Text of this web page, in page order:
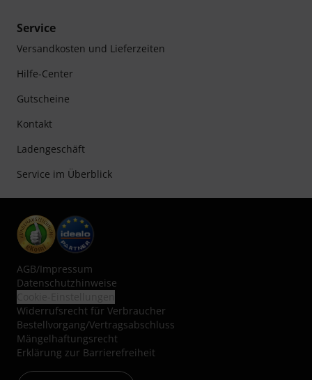
Service
Versandkosten und Lieferzeiten
Hilfe-Center
Gutscheine
Kontakt
Ladengeschäft
Service im Überblick
AGB/Impressum
Datenschutzhinweise
Widerrufsrecht für Verbraucher
Bestellvorgang/Vertragsabschluss
Mängelhaftungsrecht
Erklärung zur Barrierefreiheit